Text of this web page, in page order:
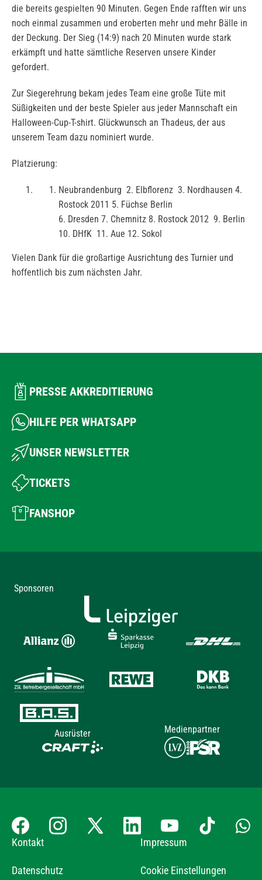
die bereits gespielten 90 Minuten. Gegen Ende rafften wir uns
noch einmal zusammen und eroberten mehr und mehr Bälle in
der Deckung. Der Sieg (14:9) nach 20 Minuten wurde stark
erkämpft und hatte sämtliche Reserven unsere Kinder
gefordert.
Zur Siegerehrung bekam jedes Team eine große Tüte mit
Süßigkeiten und der beste Spieler aus jeder Mannschaft ein
Halloween-Cup-T-shirt. Glückwunsch an Thadeus, der aus
unserem Team dazu nominiert wurde.
Platzierung:
Neubrandenburg 2. Elbflorenz 3. Nordhausen 4.
Rostock 2011 5. Füchse Berlin
6. Dresden 7. Chemnitz 8. Rostock 2012 9. Berlin
10. DHfK 11. Aue 12. Sokol
Vielen Dank für die großartige Ausrichtung des Turnier und
hoffentlich bis zum nächsten Jahr.
PRESSE AKKREDITIERUNG
HILFE PER WHATSAPP
UNSER NEWSLETTER
TICKETS
FANSHOP
Sponsoren
Ausrüster Medienpartner
Kontakt Impressum
Datenschutz Cookie Einstellungen